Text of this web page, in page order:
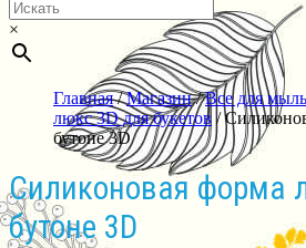
×
Главная/Магазин/Все для
люкс 3D для букетов /
бутоне 3D
Силиконовая форма
бутоне 3D